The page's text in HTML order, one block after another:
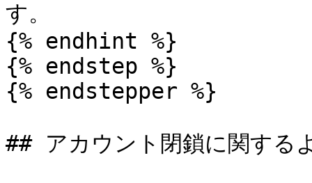
す。
{% endhint %}
{% endstep %}
{% endstepper %}
## アカウント閉鎖に関する